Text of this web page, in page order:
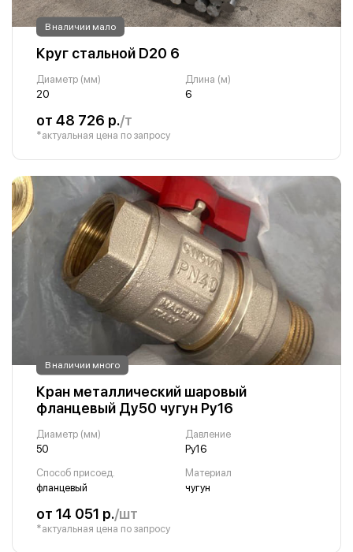
В наличии мало
Круг стальной D20 6
Диаметр (мм)
20
Длина (м)
6
от 48 726 р./т
*актуальная цена по запросу
В наличии много
Кран металлический шаровый
фланцевый Ду50 чугун Ру16
Диаметр (мм)
50
Давление
Ру16
Способ присоед.
фланцевый
Материал
чугун
от 14 051 р./шт
*актуальная цена по запросу